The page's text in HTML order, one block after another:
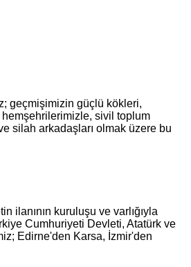
geçmişimizin güçlü kökleri,
hemşehrilerimizle, sivil toplum
silah arkadaşları olmak üzere bu
ilanının kuruluşu ve varlığıyla
Cumhuriyeti Devleti, Atatürk ve
Edirne'den Karsa, İzmir'den